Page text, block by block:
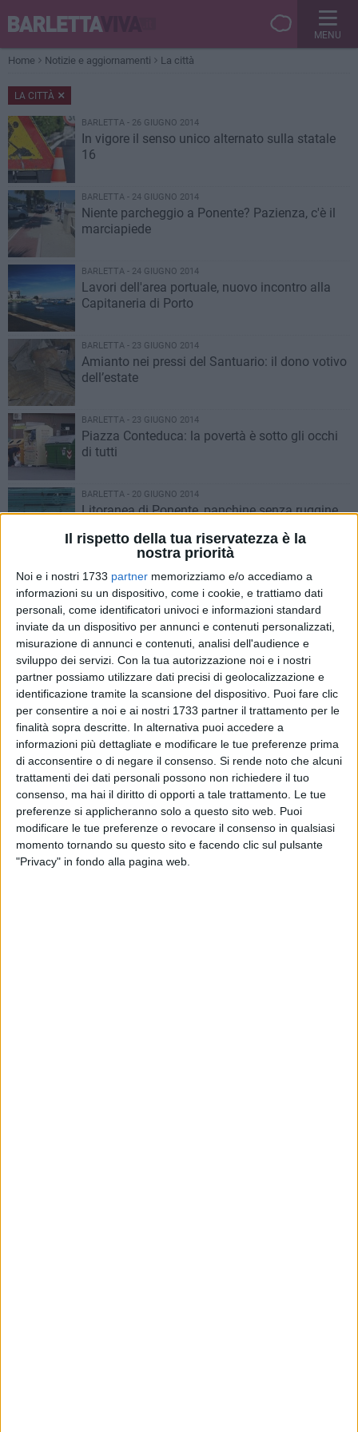
Il rispetto della tua riservatezza è la
nostra priorità
Noi e i nostri 1733 partner memorizziamo e/o accediamo a
informazioni su un dispositivo, come i cookie, e trattiamo dati
personali, come identificatori univoci e informazioni standard
inviate da un dispositivo per annunci e contenuti personalizzati,
misurazione di annunci e contenuti, analisi dell'audience e
sviluppo dei servizi. Con la tua autorizzazione noi e i nostri
partner possiamo utilizzare dati precisi di geolocalizzazione e
identificazione tramite la scansione del dispositivo. Puoi fare clic
per consentire a noi e ai nostri 1733 partner il trattamento per le
finalità sopra descritte. In alternativa puoi accedere a
informazioni più dettagliate e modificare le tue preferenze prima
di acconsentire o di negare il consenso. Si rende noto che alcuni
trattamenti dei dati personali possono non richiedere il tuo
consenso, ma hai il diritto di opporti a tale trattamento. Le tue
preferenze si applicheranno solo a questo sito web. Puoi
modificare le tue preferenze o revocare il consenso in qualsiasi
momento tornando su questo sito e facendo clic sul pulsante
"Privacy" in fondo alla pagina web.
MENU
Home Notizie e aggiornamenti La città
LA CITTÀ
BARLETTA - 26 GIUGNO 2014
In vigore il senso unico alternato sulla statale
16
BARLETTA - 24 GIUGNO 2014
Niente parcheggio a Ponente? Pazienza, c'è il
marciapiede
BARLETTA - 24 GIUGNO 2014
Lavori dell'area portuale, nuovo incontro alla
Capitaneria di Porto
BARLETTA - 23 GIUGNO 2014
Amianto nei pressi del Santuario: il dono votivo
dell’estate
BARLETTA - 23 GIUGNO 2014
Piazza Conteduca: la povertà è sotto gli occhi
di tutti
BARLETTA - 20 GIUGNO 2014
Litoranea di Ponente, panchine senza ruggine
Barletta riceve il “certificato di eccellenza
2014” da Tripadvisor
BARLETTA - 19 GIUGNO 2014
Il primo cittadino: «Ho chiesto chiarimenti alle FS»
BARLETTA - 19 GIUGNO 2014
Quartiere "Patalini", grandi pioggie per grandi
problemi
BARLETTA - 19 GIUGNO 2014
Slot mob a Barletta, una proposta da reificare
ITALIA - 17 GIUGNO 2014
Stop dei benzinai, sciopero dalle 19.30 di oggi
alle 7 del 19 giugno